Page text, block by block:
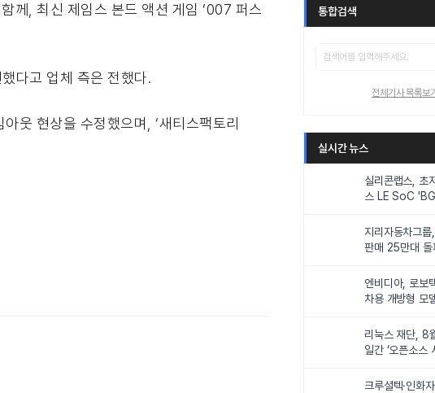
께, 최신 제임스 본드 액션 게임 ‘007 퍼스
다고 업체 측은 전했다.
웃 현상을 수정했으며, ‘새티스팩토리
통합검색
전체기사 목록보
실시간 뉴스
실리콘랩스, 초
스 LE SoC
지리자동차그
판매 25만대 돌
엔비디아, 로보
차용 개방형 모
리눅스 재단, 8
일간 ‘오픈소스
크루셜텍·인화